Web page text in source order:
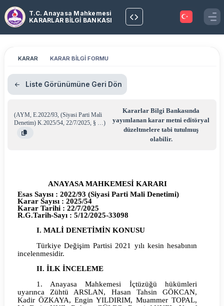
T.C. Anayasa Mahkemesi
KARARLAR BİLGİ BANKASI
KARAR KARAR BİLGİ FORMU
Liste Görünümüne Geri Dön
(AYM, E.2022/93, (Siyasi Parti Mali
Denetim) K.2025/54, 22/7/2025, § …)
Kararlar Bilgi Bankasında
yayımlanan karar metni editöryal
düzeltmelere tabi tutulmuş
olabilir.